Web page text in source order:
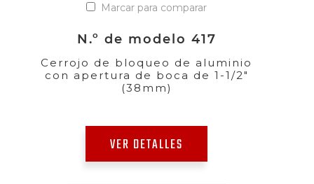
Marcar para comparar
N.º de modelo 417
Cerrojo de bloqueo de aluminio
con apertura de boca de 1-1/2"
(38mm)
VER DETALLES